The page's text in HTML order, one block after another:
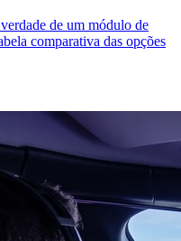
de um módulo de
comparativa das opções